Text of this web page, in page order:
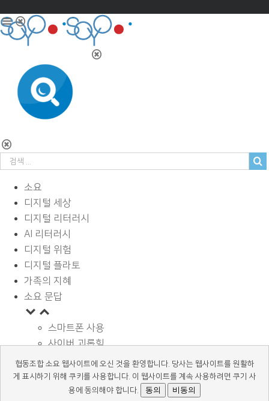
소요
디지털 세상
디지털 리터러시
AI 리터러시
디지털 위험
디지털 플라토
가족의 지혜
소요 문답
스마트폰 사용
사이버 괴롭힘
페이스북과 SNS
디지털과 학습
광고 바로알기
협동조합 소요 웹사이트에 오신 것을 환영합니다. 당사는 웹사이트를 원활하
게 표시하기 위해 쿠키를 사용합니다. 이 웹사이트를 계속 사용하려면 쿠기 사
용에 동의해야 합니다.
동의 비동의